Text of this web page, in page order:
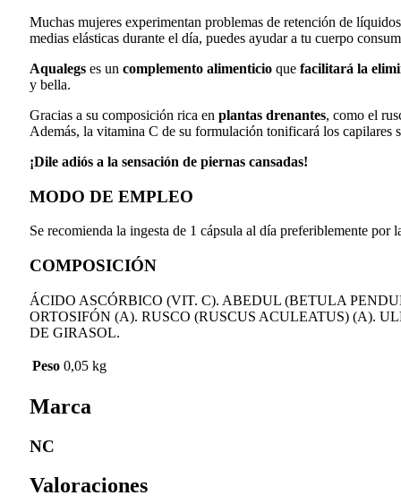
Muchas mujeres experimentan problemas de retención de
medias elásticas durante el día, puedes ayudar a tu cuerpo
Aqualegs es un complemento alimenticio que facilitará la
y bella.
Gracias a su composición rica en plantas drenantes, como el
Además, la vitamina C de su formulación tonificará los capilares
¡Dile adiós a la sensación de piernas cansadas!
MODO DE EMPLEO
Se recomienda la ingesta de 1 cápsula al día preferiblemente por
COMPOSICIÓN
ÁCIDO ASCÓRBICO (VIT. C). ABEDUL (BETULA
ORTOSIFÓN (A). RUSCO (RUSCUS ACULEATUS) (A).
DE GIRASOL.
Peso 0,05 kg
Marca
NC
Valoraciones